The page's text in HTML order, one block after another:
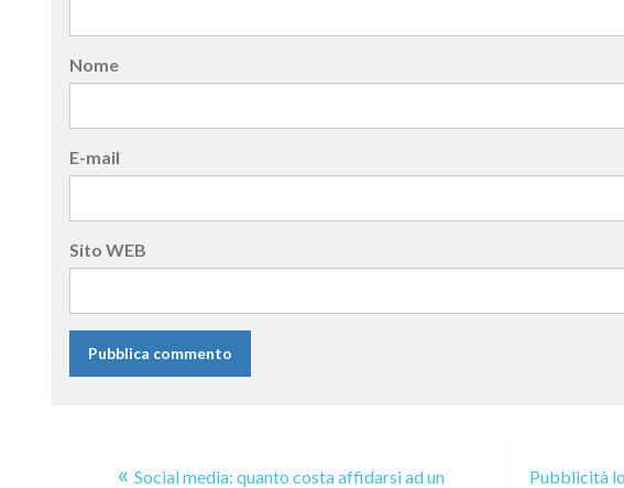
Nome
E-mail
Sito WEB
Social media: quanto costa affidarsi ad un
Pubblicità